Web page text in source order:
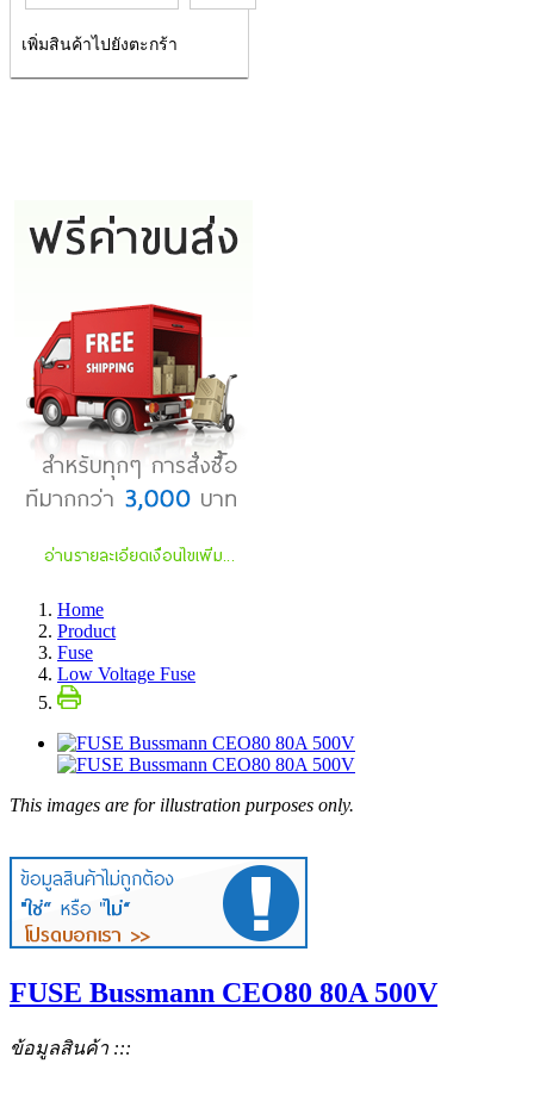
เพิ่มสินค้าไปยังตะกร้า
Home
Product
Fuse
Low Voltage Fuse
This images are for illustration purposes only.
FUSE Bussmann CEO80 80A 500V
ข้อมูลสินค้า :::